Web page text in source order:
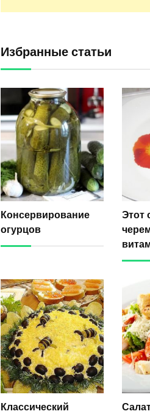
Избранные статьи
Консервирование
огурцов
Этот
Классический